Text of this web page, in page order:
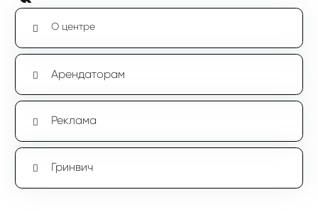
О центре
Арендаторам
Реклама
Гринвич